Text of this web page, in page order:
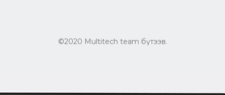
©2020 Multitech team бүтээв.